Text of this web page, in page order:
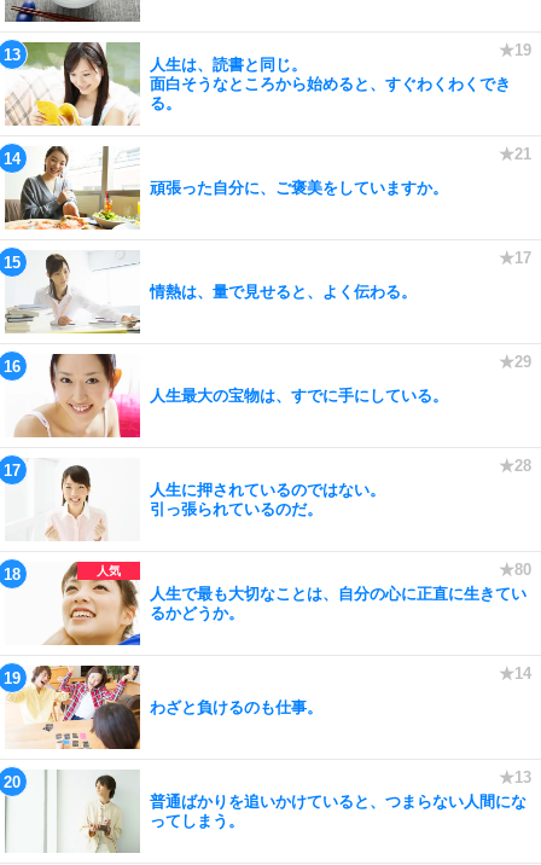
人生は、読書と同じ。
面白そうなところから始めると、すぐわくわくでき
る。
頑張った自分に、ご褒美をしていますか。
情熱は、量で見せると、よく伝わる。
人生最大の宝物は、すでに手にしている。
人生に押されているのではない。
引っ張られているのだ。
人生で最も大切なことは、自分の心に正直に生きてい
るかどうか。
わざと負けるのも仕事。
普通ばかりを追いかけていると、つまらない人間にな
ってしまう。